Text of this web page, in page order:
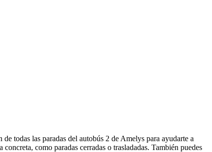
todas las paradas del autobús 2 de Amelys para ayudarte a
como paradas cerradas o trasladadas. También puedes